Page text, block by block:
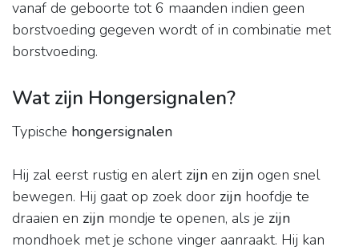
vanaf de geboorte tot 6 maanden indien geen
borstvoeding gegeven wordt of in combinatie met
borstvoeding.
Wat zijn Hongersignalen?
Typische hongersignalen
Hij zal eerst rustig en alert zijn en zijn ogen snel
bewegen. Hij gaat op zoek door zijn hoofdje te
draaien en zijn mondje te openen, als je zijn
mondhoek met je schone vinger aanraakt. Hij kan